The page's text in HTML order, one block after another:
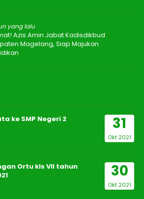
yang lalu
Azis Amin Jabat Kadisdikbud
Magelang, Siap Majukan
31
Okt 2021
ke SMP Negeri 2
30
Okt 2021
Ortu kls VII tahun